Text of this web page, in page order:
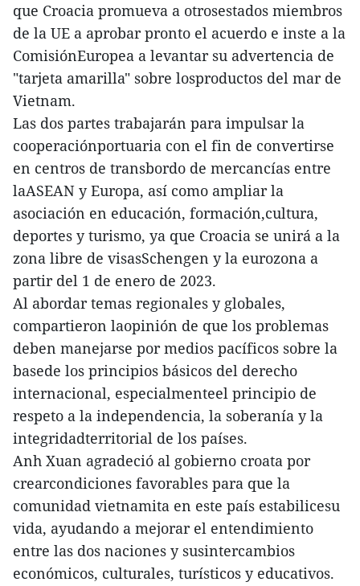
que Croacia promueva a otrosestados miembros
de la UE a aprobar pronto el acuerdo e inste a la
ComisiónEuropea a levantar su advertencia de
"tarjeta amarilla" sobre losproductos del mar de
Vietnam.
Las dos partes trabajarán para impulsar la
cooperaciónportuaria con el fin de convertirse
en centros de transbordo de mercancías entre
laASEAN y Europa, así como ampliar la
asociación en educación, formación,cultura,
deportes y turismo, ya que Croacia se unirá a la
zona libre de visasSchengen y la eurozona a
partir del 1 de enero de 2023.
Al abordar temas regionales y globales,
compartieron laopinión de que los problemas
deben manejarse por medios pacíficos sobre la
basede los principios básicos del derecho
internacional, especialmenteel principio de
respeto a la independencia, la soberanía y la
integridadterritorial de los países.
Anh Xuan agradeció al gobierno croata por
crearcondiciones favorables para que la
comunidad vietnamita en este país estabilicesu
vida, ayudando a mejorar el entendimiento
entre las dos naciones y susintercambios
económicos, culturales, turísticos y educativos.